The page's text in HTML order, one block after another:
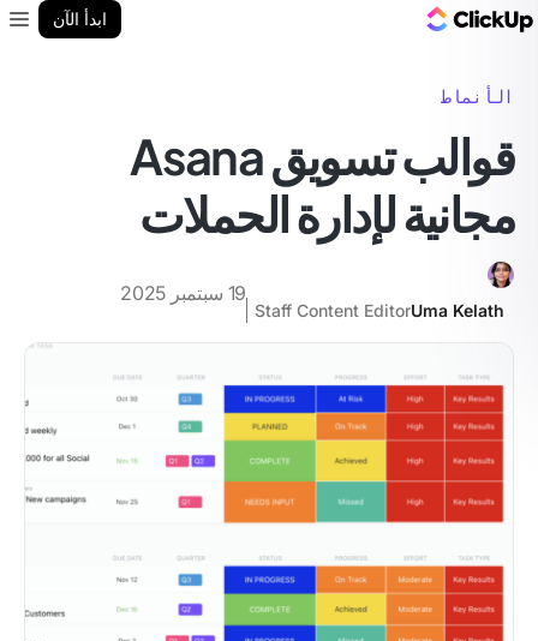
ابدأ الآن
الأنماط
قوالب تسويق Asana
مجانية لإدارة الحملات
Uma Kelath
Staff Content Editor
19 سبتمبر 2025